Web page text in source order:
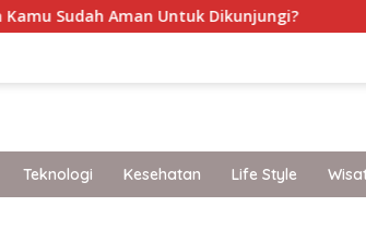
Untuk Dikunjungi? Perlindungan
Teknologi Kesehatan Life Style